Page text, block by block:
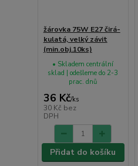
žárovka 75W E27 čirá-
kulatá, velký závit
(min.obj.10ks)
36 Kč/ks
30 Kč bez
DPH
• Skladem centrální
sklad | odešleme do 2-3
prac. dnů
Přidat do košíku